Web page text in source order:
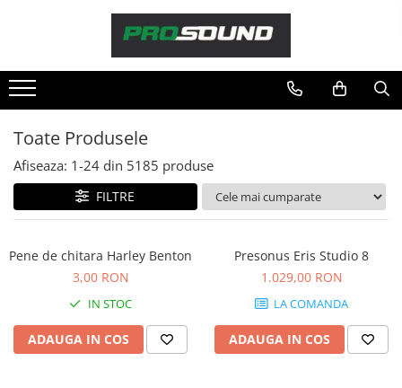
Sonorizare / PA
Adaptoare phantom
Adresare publica 100V
Amplificatoare Audio
Boxe Audio
Mixere audio
Monitorizare In-Ear
Pickup-uri, platane & accesorii
Playere si Recordere
Procesoare si efecte
Toate Produsele
Afiseaza: 1-24 din 5185 produse
FILTRE
Pene de chitara Harley Benton
3,00 RON
IN STOC
ADAUGA IN COS
Presonus Eris Studio 8
1.029,00 RON
LA COMANDA
ADAUGA IN COS